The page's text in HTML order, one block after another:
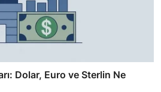
Dolar, Euro ve Sterlin Ne